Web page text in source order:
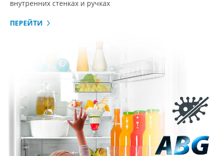
внутренних стенках и ручках
ПЕРЕЙТИ